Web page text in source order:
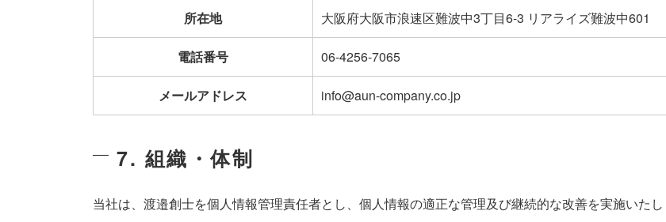
所在地 大阪府大阪市浪速区難波中3丁目6-3 リアライズ難波中601
電話番号 06-4256-7065
メールアドレス info@aun-company.co.jp
7. 組織・体制
当社は、渡邉創士を個人情報管理責任者とし、個人情報の適正な管理及び継続的な改善を実施いたし